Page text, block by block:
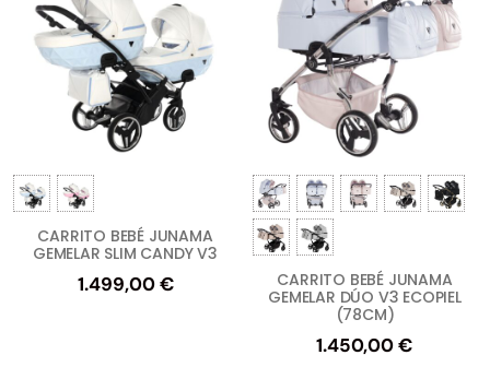
CARRITO BEBÉ JUNAMA
GEMELAR SLIM CANDY V3
1.499,00€
CARRITO BEBÉ JUNAMA
GEMELAR DÚO V3 ECOPIEL
(78CM)
1.450,00€